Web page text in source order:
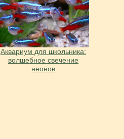
Аквариум для школьника:
волшебное свечение
неонов